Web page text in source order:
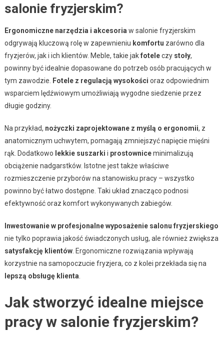
salonie fryzjerskim?
Ergonomiczne narzędzia i akcesoria w salonie fryzjerskim
odgrywają kluczową rolę w zapewnieniu komfortu zarówno dla
fryzjerów, jak i ich klientów. Meble, takie jakfoteleczy stoły,
powinny być idealnie dopasowane do potrzeb osób pracujących w
tym zawodzie.
Fotele z regulacją wysokości oraz odpowiednim
wsparciem lędźwiowym umożliwiają wygodne siedzenie przez
długie godziny.
Na przykład, nożyczki zaprojektowane z myślą o ergonomii, z
anatomicznym uchwytem, pomagają zmniejszyć napięcie mięśni
rąk. Dodatkowo lekkie suszarki i prostowniceminimalizują
obciążenie nadgarstków. Istotne jest także właściwe
rozmieszczenie przyborów na stanowisku pracy – wszystko
powinno być łatwo dostępne. Taki układ znacząco podnosi
efektywność oraz komfort wykonywanych zabiegów.
Inwestowanie w profesjonalne wyposażenie salonu fryzjerskiego
nie tylko poprawia jakość świadczonych usług, ale również zwiększa
satysfakcję klientów. Ergonomiczne rozwiązania wpływają
korzystnie na samopoczucie fryzjera, co z kolei przekłada się na
lepszą obsługę klienta
Jak stworzyć idealne miejsce
pracy w salonie fryzjerskim?